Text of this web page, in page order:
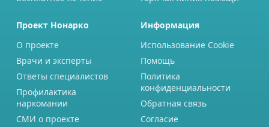
Проект Нонарко
О проекте
Врачи и эксперты
Ответы специалистов
Профилактика
наркомании
СМИ о проекте
Информация
Использование Cookie
Помощь
Политика
конфиденциальности
Обратная связь
Согласие